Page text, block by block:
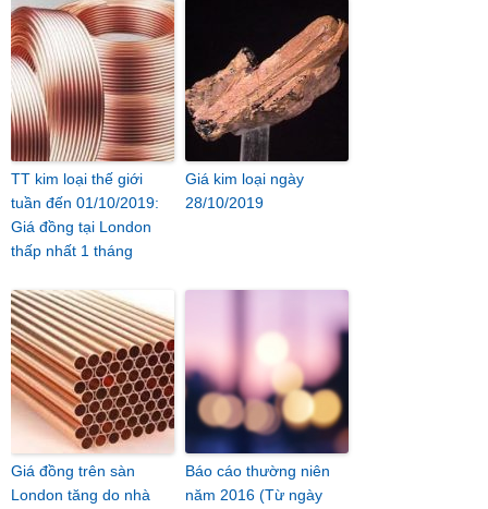
TT kim loại thế giới
tuần đến 01/10/2019:
Giá đồng tại London
thấp nhất 1 tháng
Giá kim loại ngày
28/10/2019
Giá đồng trên sàn
London tăng do nhà
Báo cáo thường niên
năm 2016 (Từ ngày